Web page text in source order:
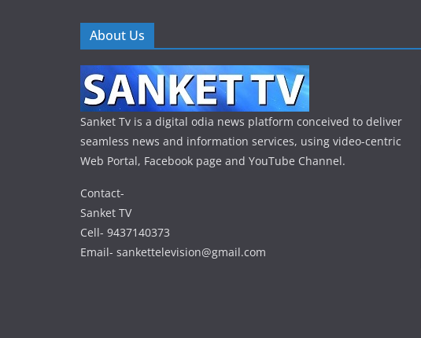
About Us
Sanket Tv is a digital odia news platform conceived to deliver
seamless news and information services, using video-centric
Web Portal, Facebook page and YouTube Channel.
Contact-
Sanket TV
Cell- 9437140373
Email- sankettelevision@gmail.com